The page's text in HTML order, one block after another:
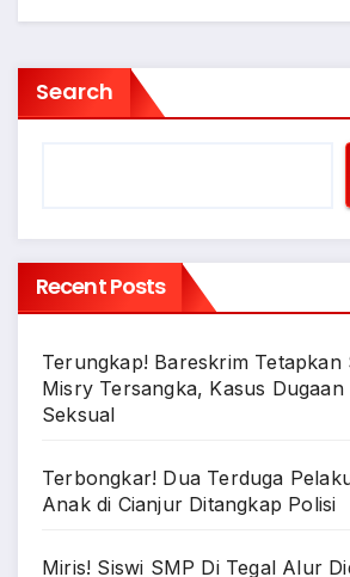
Search
Recent Posts
Terungkap! Bareskrim Tetapkan
Misry Tersangka, Kasus
Seksual
Terbongkar! Dua Terduga
Anak di Cianjur Ditangkap Polisi
Miris! Siswi SMP Di Tegal Alur